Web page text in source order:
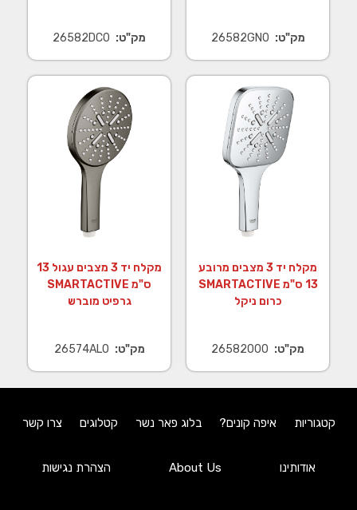
מק"ט: 26582GN0 מק"ט: 26582DC0
מקלח יד 3 מצבים מרובע
13 ס"מ SMARTACTIVE
כרום ניקל
מק"ט: 26582000
מקלח יד 3 מצבים עגול 13
ס"מ SMARTACTIVE
גרפיט מוברש
מק"ט: 26574AL0
קטגוריות איפה קונים? בלוג פאר נשר קטלוגים צרו קשר
אודותינו About Us הצהרת נגישות